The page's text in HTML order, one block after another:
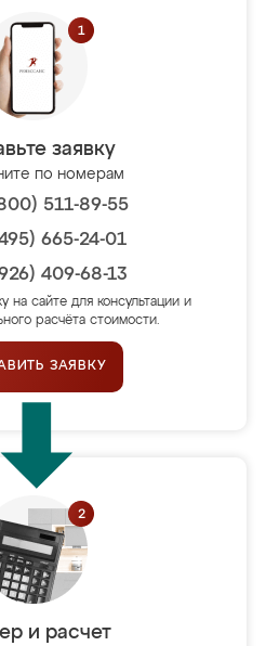
заявку
по номерам
511-89-55
665-24-01
409-68-13
на сайте для консультации и
расчёта стоимости.
ЗАЯВКУ
и расчет